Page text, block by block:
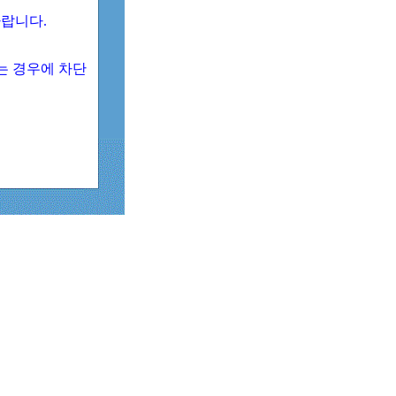
니다.
경우에 차단